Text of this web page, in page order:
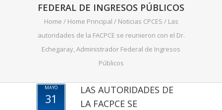
FEDERAL DE INGRESOS PÚBLICOS
Home / Home Principal / Noticias CPCES / Las
autoridades de la FACPCE se reunieron con el Dr.
Echegaray, Administrador Federal de Ingresos
Públicos
MAYO
31
LAS AUTORIDADES DE
LA FACPCE SE